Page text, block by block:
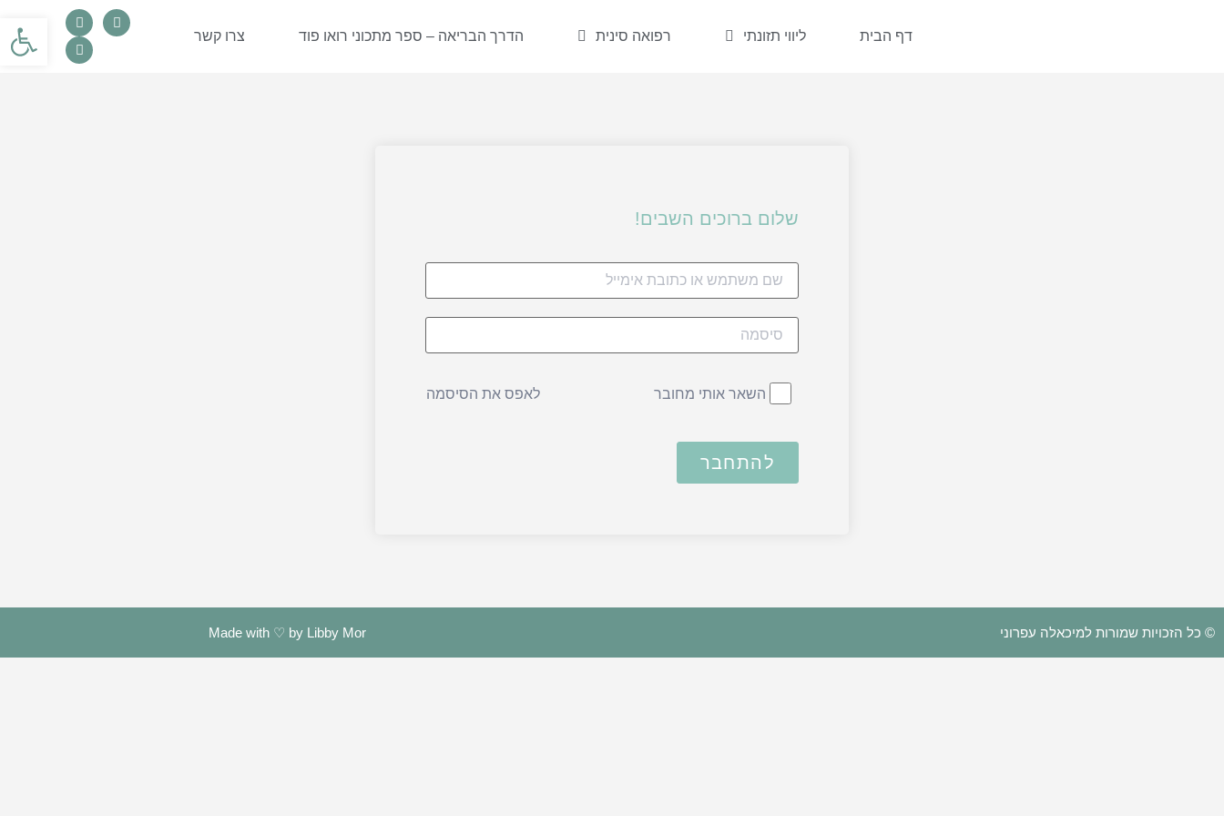
דף הבית ליווי תזונתי רפואה סינית הדרך הבריאה – ספר מתכוני רואו פוד צרו קשר
שלום ברוכים השבים!
השאר אותי מחובר לאפס את הסיסמה
להתחבר
© כל הזכויות שמורות למיכאלה עפרוני Made with ♡ by Libby Mor
פתח